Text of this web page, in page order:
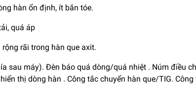
hàn ổn định, ít bắn tóe.
quá áp
rãi trong hàn que axit.
sau máy). Đèn báo quá dòng/quá nhiệt . Núm điều
thị dòng hàn . Công tắc chuyển hàn que/TIG.